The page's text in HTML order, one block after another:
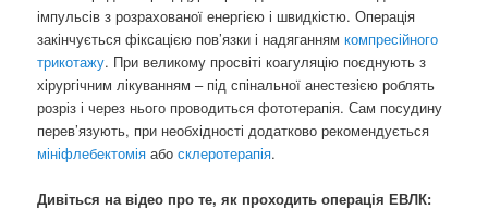
імпульсів з розрахованої енергією і швидкістю. Операція
закінчується фіксацією пов’язки і надяганнямкомпресійного
трикотажу. При великому просвіті коагуляцію поєднують з
хірургічним лікуванням – під спінальної анестезією роблять
розріз і через нього проводиться фототерапія. Сам посудину
перев’язують, при необхідності додатково рекомендується
мініфлебектомія абосклеротерапія.
Дивіться на відео про те, як проходить операція ЕВЛК: